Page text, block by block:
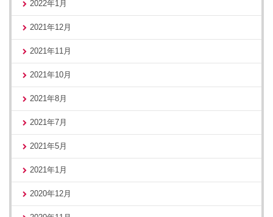
2022年1月
2021年12月
2021年11月
2021年10月
2021年8月
2021年7月
2021年5月
2021年1月
2020年12月